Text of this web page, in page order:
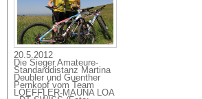
20.5.2012
Die Sieger Amateure-
Standarddistanz Martina
Deubler und Guenther
Pernkopf vom Team
LOEFFLER-MAUNA LOA